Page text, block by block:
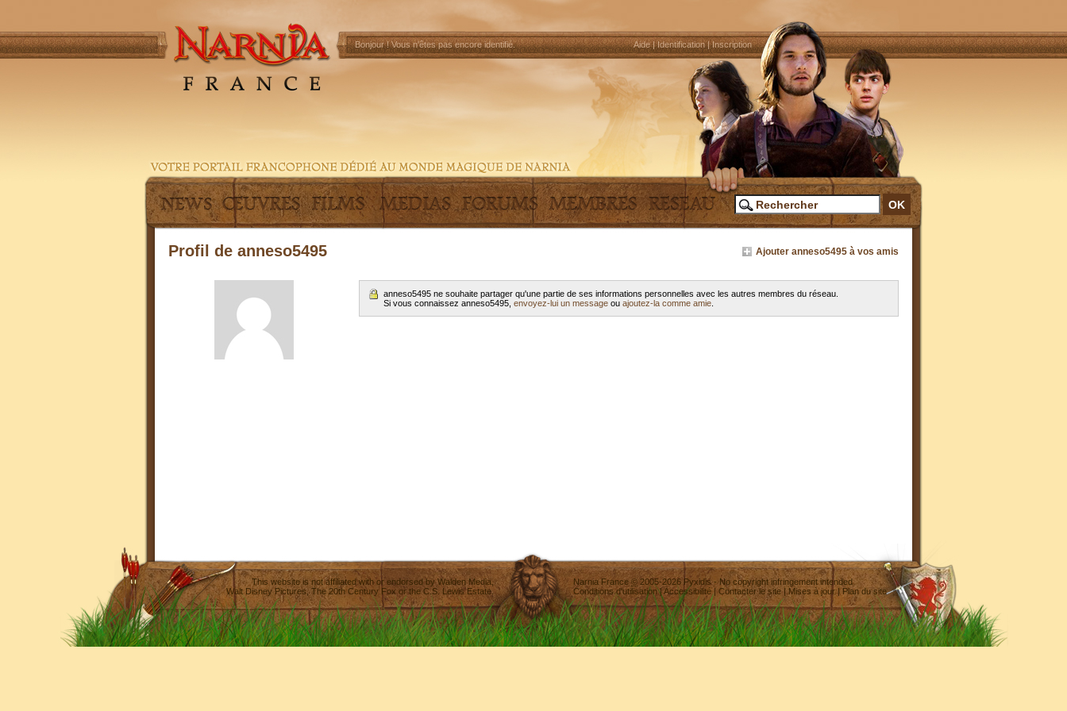
Bonjour !Vous n'êtes pas encore identifié. Aide|Identification|Inscription
Profil de anneso5495 Ajouter anneso5495 à vos amis
anneso5495 ne souhaite partager qu'une partie de ses informations personnelles avec les autres membres du réseau.
Si vous connaissez anneso5495, envoyez-lui un message ou ajoutez-la comme amie
This website is not affiliated with or endorsed byWalden Media
Walt Disney Pictures,The 20th Century Fox or the C.S. Lewis Estate.
Narnia France ©2005-2026 Pyxidis- No copyright infringement intended
Conditions d'utilisation|Accessibilité| Contacter le site|Mises à jour| Plan du site